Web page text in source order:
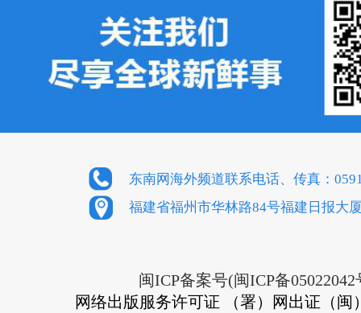
东南网海外频道联系电话、传真：
福建省福州市华林路84号福建日报大
闽ICP备案号(闽ICP备05022042
网络出版服务许可证 （署）网出证（闽